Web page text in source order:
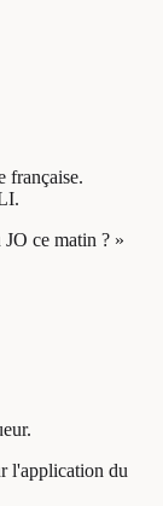
française.
JO ce matin ? »
l'application du